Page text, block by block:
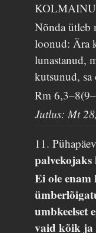
Nõnda ütleb
loonud: Ära
lunastanud,
kutsunud,
Rm
Jutlus: Mt
11.
Ei ole
umbkeelset
vaid kõik